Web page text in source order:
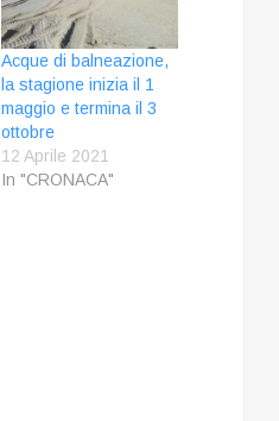
Acque di balneazione,
la stagione inizia il 1
maggio e termina il 3
ottobre
12 Aprile 2021
In "CRONACA"